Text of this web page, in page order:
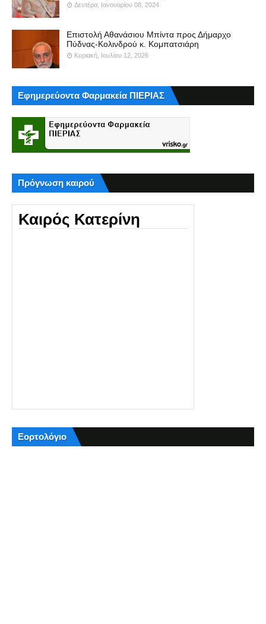
Δευτέρα, Ιανουαρίου 08, 2024
Επιστολή Αθανάσιου Μπίντα προς Δήμαρχο
Πύδνας-Κολινδρού κ. Κομπατσιάρη
Κυριακή, Ιουλίου 12, 2026
Εφημερεύοντα Φαρμακεία ΠΙΕΡΙΑΣ
Πρόγνωση καιρού
Καιρός Κατερίνη
Εορτολόγιο